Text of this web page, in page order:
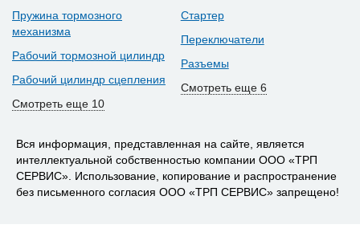
Пружина тормозного
механизма
Рабочий тормозной цилиндр
Рабочий цилиндр сцепления
Смотреть еще 10
Стартер
Переключатели
Разъемы
Смотреть еще 6
Вся информация, представленная на сайте, является
интеллектуальной собственностью компании ООО «ТРП
СЕРВИС». Использование, копирование и распространение
без письменного согласия ООО «ТРП СЕРВИС» запрещено!